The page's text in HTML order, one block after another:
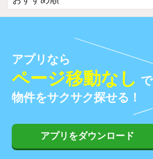
アプリなら
ページ移動なし で
物件をサクサク探せる！
アプリをダウンロード